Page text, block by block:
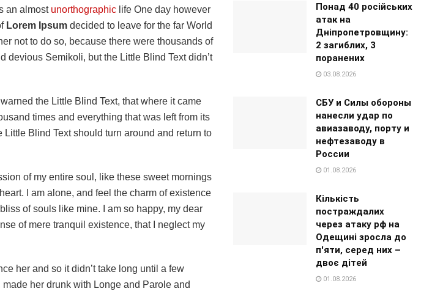
an almost unorthographic life One day however
Lorem Ipsum decided to leave for the far World
not to do so, because there were thousands of
devious Semikoli, but the Little Blind Text didn’t
the Little Blind Text, that where it came
times and everything that was left from its
Little Blind Text should turn around and return to
of my entire soul, like these sweet mornings
I am alone, and feel the charm of existence
of souls like mine. I am so happy, my dear
of mere tranquil existence, that I neglect my
her and so it didn’t take long until a few
her drunk with Longe and Parole and
Понад 40 російських
атак на
Дніпропетровщину:
2 загиблих, 3
поранених
03.08.2026
СБУ и Силы обороны
нанесли удар по
авиазаводу, порту и
нефтезаводу в
России
01.08.2026
Кількість
постраждалих
через атаку рф на
Одещині зросла до
п'яти, серед них –
двоє дітей
01.08.2026